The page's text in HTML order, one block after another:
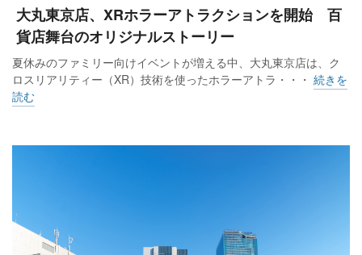
大丸東京店、XRホラーアトラクションを開始 百
貨店舞台のオリジナルストーリー
夏休みのファミリー向けイベントが増える中、大丸東京店は、ク
ロスリアリティー（XR）技術を使ったホラーアトラ・・・ 続きを
読む